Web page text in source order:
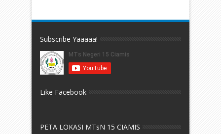
Subscribe Yaaaaa!
Like Facebook
PETA LOKASI MTsN 15 CIAMIS